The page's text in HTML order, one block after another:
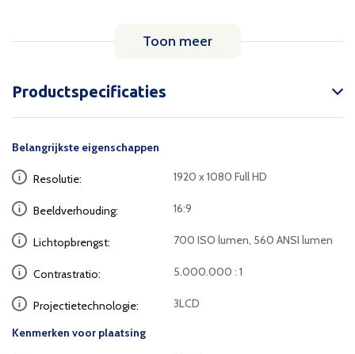
Toon meer
Productspecificaties
Belangrijkste eigenschappen
Resolutie: 1920 x 1080 Full HD
Beeldverhouding: 16:9
Lichtopbrengst: 700 ISO lumen, 560 ANSI lumen
Contrastratio: 5.000.000 : 1
Projectietechnologie: 3LCD
Kenmerken voor plaatsing